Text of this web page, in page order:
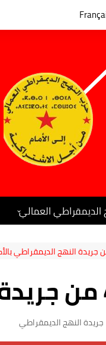
الديمقراطي العمالي
النهج الديمقراطي
جريدة النهج الديمقراطي